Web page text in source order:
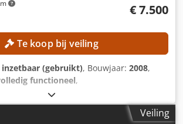
€ 7.500
Te koop bij veiling
(gebruikt), Bouwjaar: 2008,
functioneel,
AB1119
Y-as:510 mm,
Z-as:
, werkstukgewichtVeiling